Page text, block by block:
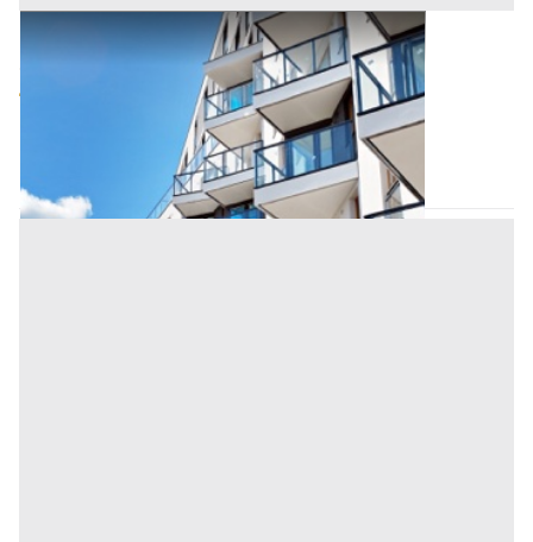
Appartamento all'asta a Salerno
(Salerno)
45.322,73 € 60.430,30 €
AM33313233